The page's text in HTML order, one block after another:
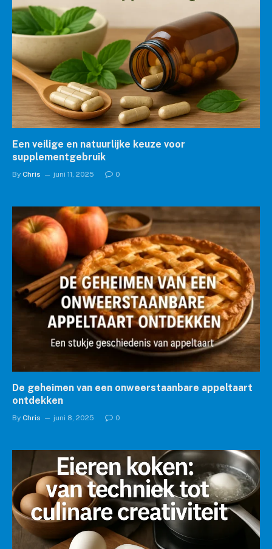
Een veilige en natuurlijke keuze voor
supplementgebruik
By Chris juni 11, 2025 0
De geheimen van een onweerstaanbare appeltaart
ontdekken
By Chris juni 8, 2025 0